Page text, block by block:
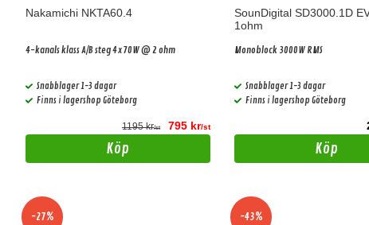
Nakamichi NKTA60.4
4-kanals klass A/B steg 4x70W @ 2 ohm
Snabblager 1-3 dagar
Finns i lagershop Göteborg
1195 kr/st 795 kr/st
Köp
SounDigital SD3000.1D
1ohm
Monoblock 3000W RMS
Snabblager 1-3 dagar
Finns i lagershop Göteborg
Köp
-27% -43%